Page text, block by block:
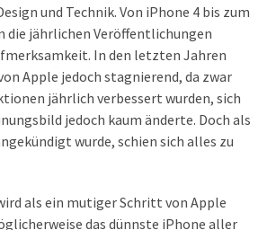
und Technik. Von iPhone 4 bis zum
die jährlichen Veröffentlichungen
In den letzten Jahren
Apple jedoch stagnierend, da zwar
jährlich verbessert wurden, sich
jedoch kaum änderte. Doch als
wurde, schien sich alles zu
als ein mutiger Schritt von Apple
das dünnste iPhone aller